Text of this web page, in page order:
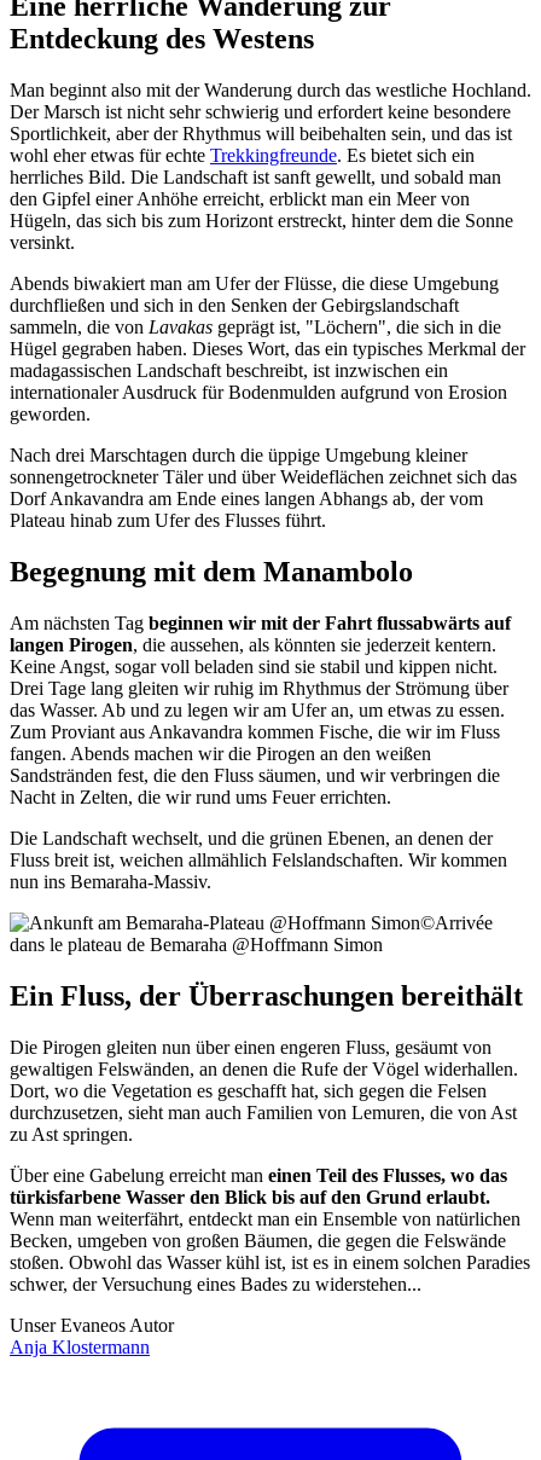
Eine herrliche Wanderung zur
Entdeckung des Westens
Man beginnt also mit der Wanderung durch das westliche Hochland.
Der Marsch ist nicht sehr schwierig und erfordert keine besondere
Sportlichkeit, aber der Rhythmus will beibehalten sein, und das ist
wohl eher etwas für echte Trekkingfreunde. Es bietet sich ein
herrliches Bild. Die Landschaft ist sanft gewellt, und sobald man
den Gipfel einer Anhöhe erreicht, erblickt man ein Meer von
Hügeln, das sich bis zum Horizont erstreckt, hinter dem die Sonne
versinkt.
Abends biwakiert man am Ufer der Flüsse, die diese Umgebung
durchfließen und sich in den Senken der Gebirgslandschaft
sammeln, die von Lavakas geprägt ist, "Löchern", die sich in die
Hügel gegraben haben. Dieses Wort, das ein typisches Merkmal der
madagassischen Landschaft beschreibt, ist inzwischen ein
internationaler Ausdruck für Bodenmulden aufgrund von Erosion
geworden.
Nach drei Marschtagen durch die üppige Umgebung kleiner
sonnengetrockneter Täler und über Weideflächen zeichnet sich das
Dorf Ankavandra am Ende eines langen Abhangs ab, der vom
Plateau hinab zum Ufer des Flusses führt.
Begegnung mit dem Manambolo
Am nächsten Tag beginnen wir mit der Fahrt flussabwärts auf
langen Pirogen, die aussehen, als könnten sie jederzeit kentern.
Keine Angst, sogar voll beladen sind sie stabil und kippen nicht.
Drei Tage lang gleiten wir ruhig im Rhythmus der Strömung über
das Wasser. Ab und zu legen wir am Ufer an, um etwas zu essen.
Zum Proviant aus Ankavandra kommen Fische, die wir im Fluss
fangen. Abends machen wir die Pirogen an den weißen
Sandstränden fest, die den Fluss säumen, und wir verbringen die
Nacht in Zelten, die wir rund ums Feuer errichten.
Die Landschaft wechselt, und die grünen Ebenen, an denen der
Fluss breit ist, weichen allmählich Felslandschaften. Wir kommen
nun ins Bemaraha-Massiv.
©Arrivée
dans le plateau de Bemaraha @Hoffmann Simon
Ein Fluss, der Überraschungen bereithält
Die Pirogen gleiten nun über einen engeren Fluss, gesäumt von
gewaltigen Felswänden, an denen die Rufe der Vögel widerhallen.
Dort, wo die Vegetation es geschafft hat, sich gegen die Felsen
durchzusetzen, sieht man auch Familien von Lemuren, die von Ast
zu Ast springen.
Über eine Gabelung erreicht man einen Teil des Flusses, wo das
türkisfarbene Wasser den Blick bis auf den Grund erlaubt.
Wenn man weiterfährt, entdeckt man ein Ensemble von natürlichen
Becken, umgeben von großen Bäumen, die gegen die Felswände
stoßen. Obwohl das Wasser kühl ist, ist es in einem solchen Paradies
schwer, der Versuchung eines Bades zu widerstehen...
Unser Evaneos Autor
Anja Klostermann